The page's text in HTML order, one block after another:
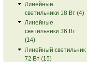
Линейные
светильники 18 Вт (4)
Линейные
светильники 36 Вт
(14)
Линейный светильник
72 Вт (15)